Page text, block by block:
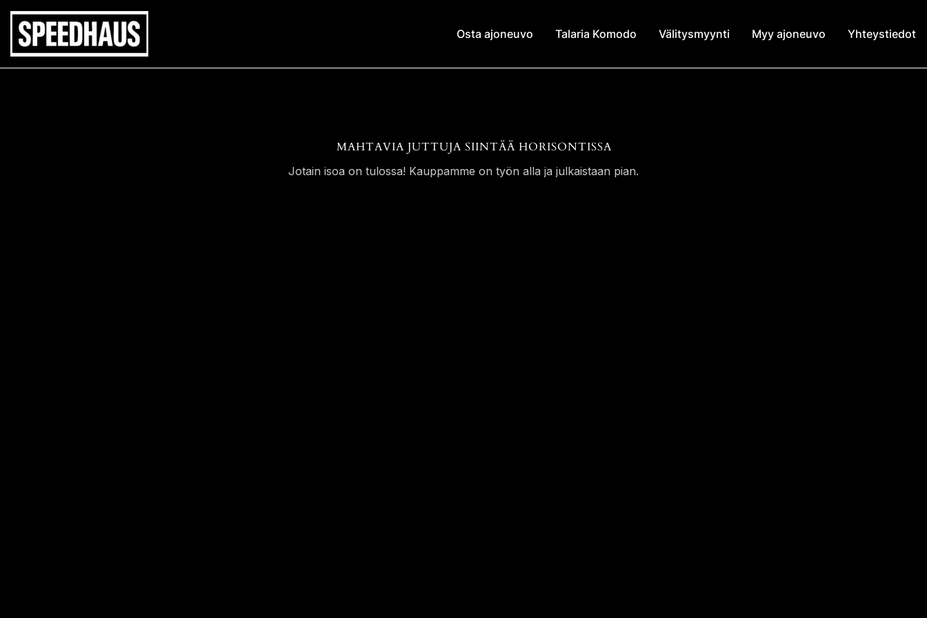
Siirry
sisältöön
Osta ajoneuvo Talaria Komodo Välitysmyynti Myy ajoneuvo Yhteystiedot
MAHTAVIA JUTTUJA SIINTÄÄ HORISONTISSA
Jotain isoa on tulossa! Kauppamme on työn alla ja julkaistaan pian.